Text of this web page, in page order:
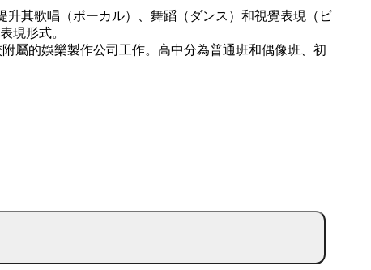
其歌唱（ボーカル）、舞蹈（ダンス）和視覺表現（ビ
現形式。
屬的娛樂製作公司工作。高中分為普通班和偶像班、初